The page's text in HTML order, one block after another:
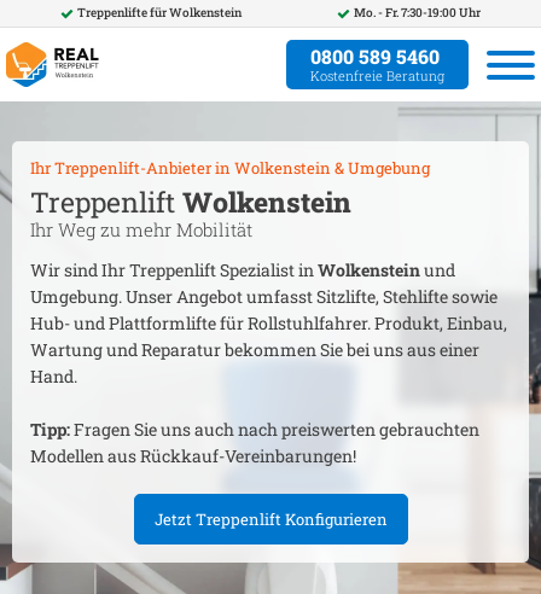
Treppenlifte fürWolkenstein Mo. - Fr. 7:30-19:00 Uhr
0800 589 5460
Kostenfreie Beratung
Ihr Treppenlift-Anbieter in Wolkenstein & Umgebung
Treppenlift Wolkenstein
Ihr Weg zu mehr Mobilität
Wir sind Ihr Treppenlift Spezialist inWolkensteinund
Umgebung. Unser Angebot umfasst Sitzlifte, Stehlifte sowie
Hub- und Plattformlifte für Rollstuhlfahrer. Produkt, Einbau,
Wartung und Reparatur bekommen Sie bei uns aus einer
Hand.
Tipp:Fragen Sie uns auch nach preiswerten gebrauchten
Modellen aus Rückkauf-Vereinbarungen!
Jetzt Treppenlift Konfigurieren